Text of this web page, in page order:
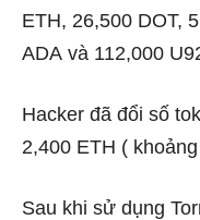
ETH, 26,500 DOT,
ADA và 112,000
Hacker đã đổi số
2,400 ETH (
Sau khi sử dụng